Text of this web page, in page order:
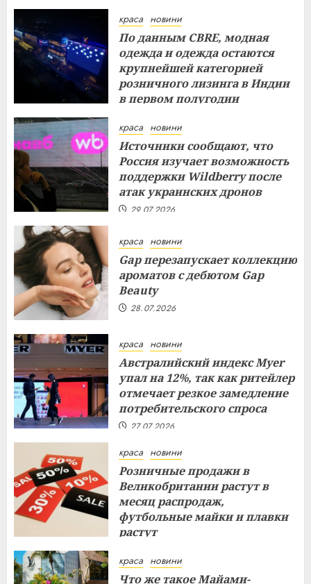
краса новини
По данным CBRE, модная
одежда и одежда остаются
крупнейшей категорией
розничного лизинга в Индии
в первом полугодии
краса новини
Источники сообщают, что
Россия изучает возможность
поддержки Wildberry после
атак украинских дронов
29.07.2026
краса новини
Gap перезапускает коллекцию
ароматов с дебютом Gap
Beauty
28.07.2026
краса новини
Австралийский индекс Myer
упал на 12%, так как ритейлер
отмечает резкое замедление
потребительского спроса
27.07.2026
краса новини
Розничные продажи в
Великобритании растут в
месяц распродаж,
футбольные майки и плавки
растут
краса новини
Что же такое Майами-